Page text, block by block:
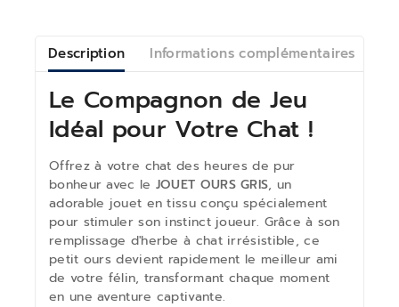
Description Informations complémentaires
Le Compagnon de Jeu
Idéal pour Votre Chat !
Offrez à votre chat des heures de pur
bonheur avec le JOUET OURS GRIS, un
adorable jouet en tissu conçu spécialement
pour stimuler son instinct joueur. Grâce à son
remplissage d'herbe à chat irrésistible, ce
petit ours devient rapidement le meilleur ami
de votre félin, transformant chaque moment
en une aventure captivante.